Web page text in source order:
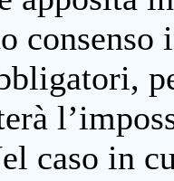
caso in